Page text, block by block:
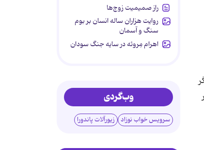
راز صمیمیت زوج‌ها
روایت هزاران ساله انسان بر بوم
سنگ و آسمان
اهرام مِروئه در سایه جنگ سودان
وب‌گردی
سرویس خواب نوزاد زیورآلات پاندورا